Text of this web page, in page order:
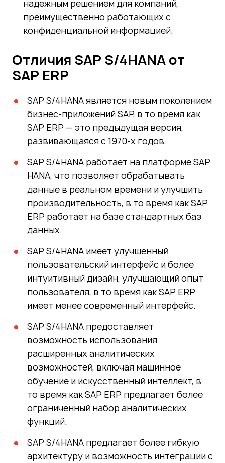
надежным решением для компаний,
преимущественно работающих с
конфиденциальной информацией.
Отличия SAP S/4HANA от
SAP ERP
SAP S/4HANA является новым поколением
бизнес-приложений SAP, в то время как
SAP ERP — это предыдущая версия,
развивающаяся с 1970-х годов.
SAP S/4HANA работает на платформе SAP
HANA, что позволяет обрабатывать
данные в реальном времени и улучшить
производительность, в то время как SAP
ERP работает на базе стандартных баз
данных.
SAP S/4HANA имеет улучшенный
пользовательский интерфейс и более
интуитивный дизайн, улучшающий опыт
пользователя, в то время как SAP ERP
имеет менее современный интерфейс.
SAP S/4HANA предоставляет
возможность использования
расширенных аналитических
возможностей, включая машинное
обучение и искусственный интеллект, в
то время как SAP ERP предлагает более
ограниченный набор аналитических
функций.
SAP S/4HANA предлагает более гибкую
архитектуру и возможность интеграции с